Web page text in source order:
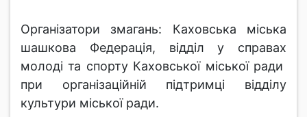
Організатори змагань: Каховська міська
шашкова Федерація, відділ у справах
молоді та спорту Каховської міської ради
при організаційній підтримці відділу
культури міської ради.